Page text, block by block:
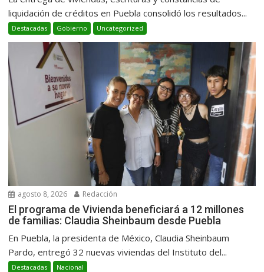
liquidación de créditos en Puebla consolidó los resultados...
Destacadas Gobierno Uncategorized
agosto 8, 2026 Redacción
El programa de Vivienda beneficiará a 12 millones
de familias: Claudia Sheinbaum desde Puebla
En Puebla, la presidenta de México, Claudia Sheinbaum
Pardo, entregó 32 nuevas viviendas del Instituto del...
Destacadas Nacional